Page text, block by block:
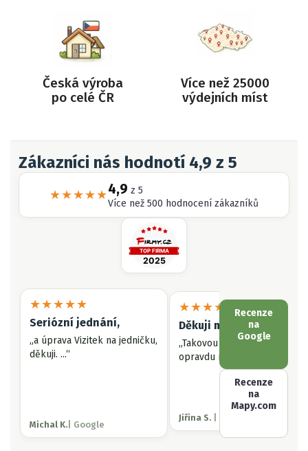
Česká výroba
po celé ČR
Více než 25000
výdejních míst
Zákazníci nás hodnotí 4,9 z 5
★★★★★4,9 z 5
Více než 500 hodnocení zákazníků
★★★★★
Seriózní jednání,
„a úprava Vizitek na jedničku,
děkuji. ...“
Michal K. | Google
★★★★★
Děkuji mnohokrát,
„Takovou rychlost jsem
opravdu nečekala. 💐❤️“
Jiřina S.
Recenze
na
Google
Recenze
na
Mapy.com